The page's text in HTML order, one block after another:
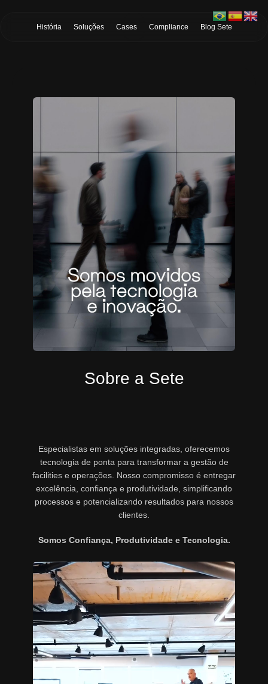
História Soluções Cases Compliance Blog Sete
Sobre a Sete
Especialistas em soluções integradas, oferecemos
tecnologia de ponta para transformar a gestão de
facilities e operações. Nosso compromisso é entregar
excelência, confiança e produtividade, simplificando
processos e potencializando resultados para nossos
clientes.
Somos Confiança, Produtividade e Tecnologia.